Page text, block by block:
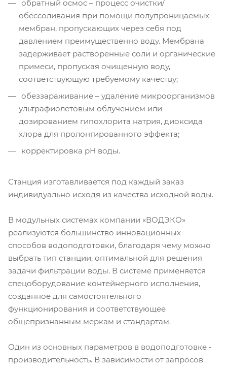
обратный осмос – процесс очистки/
обессоливания при помощи полупроницаемых
мембран, пропускающих через себя под
давлением преимущественно воду. Мембрана
задерживает растворенные соли и органические
примеси, пропуская очищенную воду,
соответствующую требуемому качеству;
обеззараживание – удаление микроорганизмов
ультрафиолетовым облучением или
дозированием гипохлорита натрия, диоксида
хлора для пролонгированного эффекта;
корректировка рН воды.
Станция изготавливается под каждый заказ
индивидуально исходя из качества исходной воды.
В модульных системах компании «ВОДЭКО»
реализуются большинство инновационных
способов водоподготовки, благодаря чему можно
выбрать тип станции, оптимальной для решения
задачи фильтрации воды. В системе применяется
спецоборудование контейнерного исполнения,
созданное для самостоятельного
функционирования и соответствующее
общепризнанным меркам и стандартам.
Один из основных параметров в водоподготовке -
производительность. В зависимости от запросов